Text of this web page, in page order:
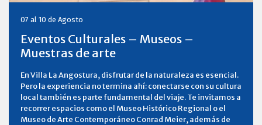
07 al 10 de Agosto
Eventos Culturales – Museos –
Muestras de arte
En Villa La Angostura, disfrutar de la naturaleza es esencial.
Pero la experiencia no termina ahí: conectarse con su cultura
local también es parte fundamental del viaje. Te invitamos a
recorrer espacios como el Museo Histórico Regional o el
Museo de Arte Contemporáneo Conrad Meier, además de